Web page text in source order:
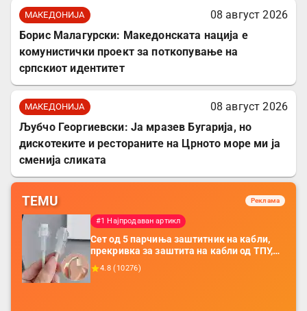
МАКЕДОНИЈА
08 август 2026
Борис Малагурски: Македонската нација е
комунистички проект за поткопување на
српскиот идентитет
МАКЕДОНИЈА
08 август 2026
Љубчо Георгиевски: Ја мразев Бугарија, но
дискотеките и рестораните на Црното море ми ја
сменија сликата
TEMU Реклама
#1 Најпродаван артикл
Сет од 5 парчиња заштитник на кабли,
прекривка за заштита на кабли од ТПУ,
додатоци за заштита на кабли, без
батерија, за мобилни телефони, комплет
4.8 (10276)